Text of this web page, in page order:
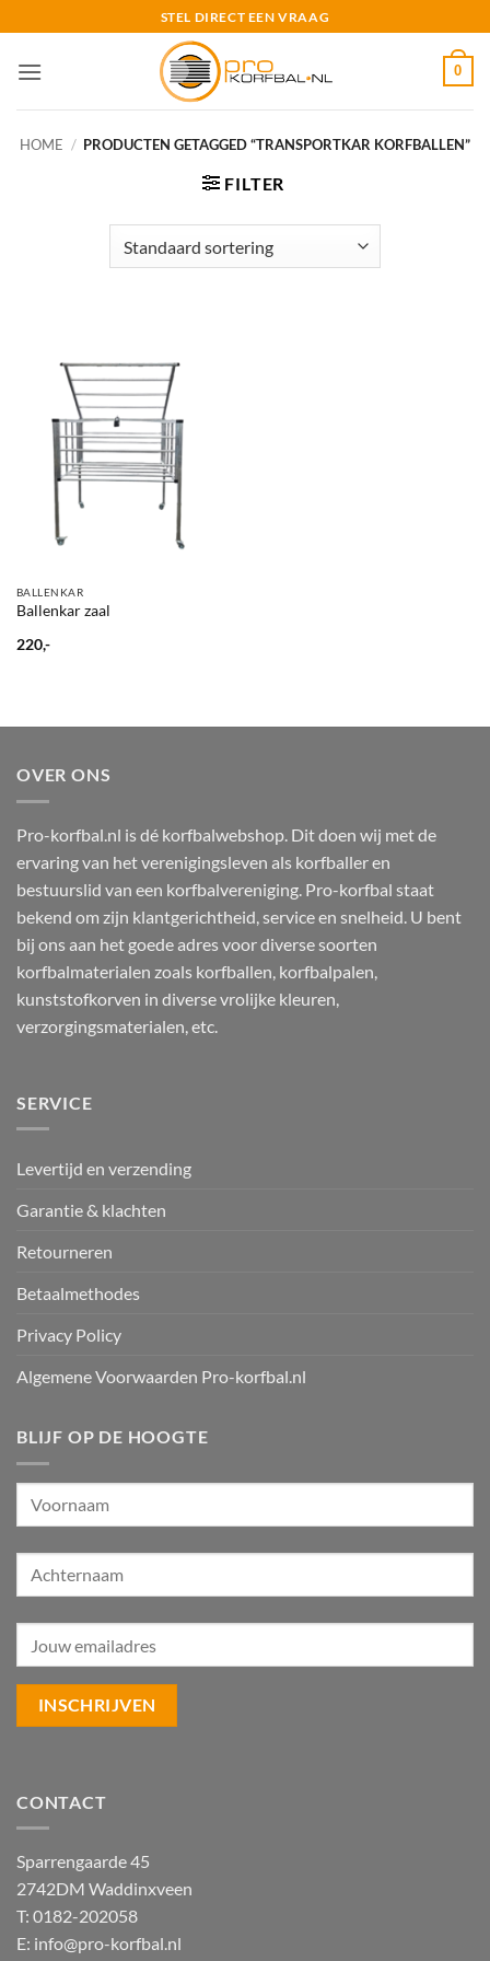
naar
inhoud
STEL DIRECT EEN VRAAG
0
HOME / PRODUCTEN GETAGGED “TRANSPORTKAR KORFBALLEN”
FILTER
BALLENKAR
Ballenkar zaal
220,-
OVER ONS
Pro-korfbal.nl is dé korfbalwebshop. Dit doen wij met de
ervaring van het verenigingsleven als korfballer en
bestuurslid van een korfbalvereniging. Pro-korfbal staat
bekend om zijn klantgerichtheid, service en snelheid. U bent
bij ons aan het goede adres voor diverse soorten
korfbalmaterialen zoals korfballen, korfbalpalen,
kunststofkorven in diverse vrolijke kleuren,
verzorgingsmaterialen, etc.
SERVICE
Levertijd en verzending
Garantie & klachten
Retourneren
Betaalmethodes
Privacy Policy
Algemene Voorwaarden Pro-korfbal.nl
BLIJF OP DE HOOGTE
CONTACT
Sparrengaarde 45
2742DM Waddinxveen
T: 0182-202058
E: info@pro-korfbal.nl